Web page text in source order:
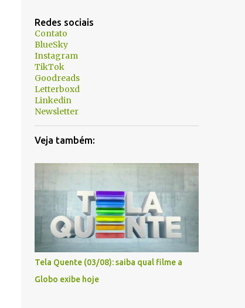
Redes sociais
Contato
BlueSky
Instagram
TikTok
Goodreads
Letterboxd
Linkedin
Newsletter
Veja também:
Tela Quente (03/08): saiba qual filme a
Globo exibe hoje